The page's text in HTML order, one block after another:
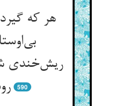
هر که
ریش‌خندی
590